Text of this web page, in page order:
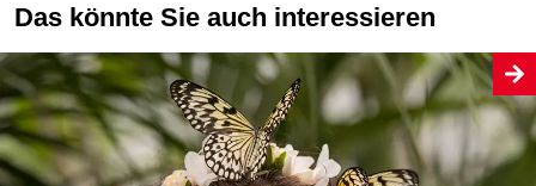
Das könnte Sie auch interessieren